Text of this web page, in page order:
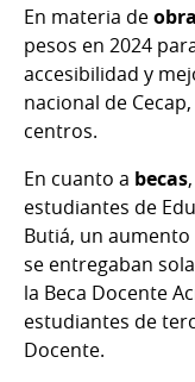
En materia de
pesos en 2024
accesibilidad y
nacional de
centros.
En cuanto a becas
estudiantes de
Butiá, un aumento
se entregaban
la Beca Docente
estudiantes de
Docente.